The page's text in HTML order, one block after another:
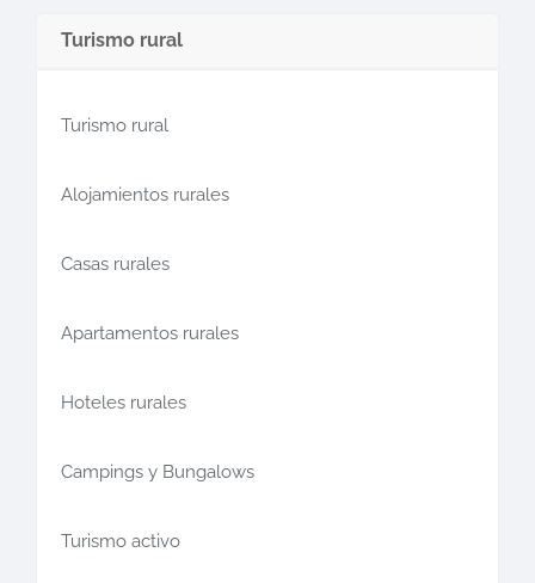
Turismo rural
Turismo rural
Alojamientos rurales
Casas rurales
Apartamentos rurales
Hoteles rurales
Campings y Bungalows
Turismo activo